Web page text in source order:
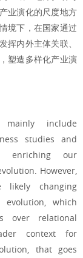
业演化的尺度地方
境下，在国家通过
挥内外主体关联、
塑造多样化产业演
mainly include
studies and
enriching our
However,
changing
which
over relational
context for
that goes